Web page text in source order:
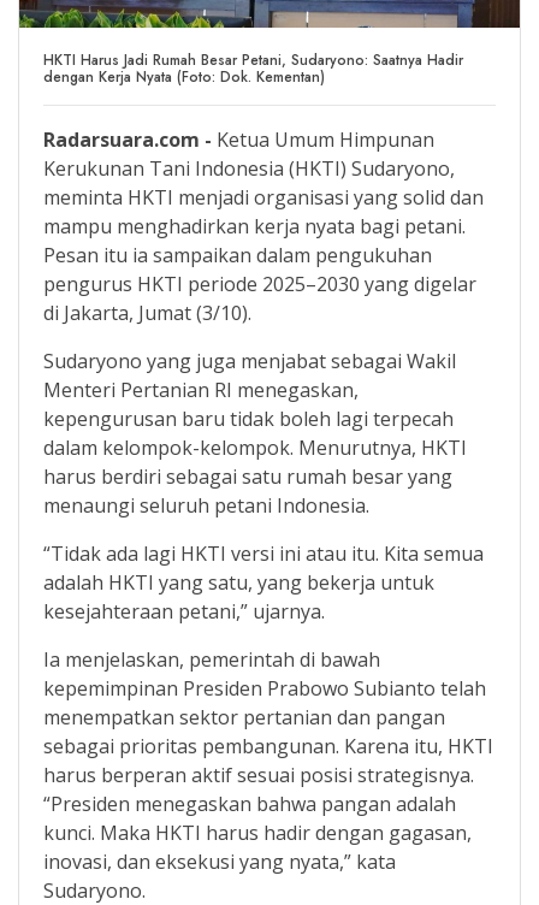
HKTI Harus Jadi Rumah Besar Petani, Sudaryono: Saatnya Hadir
dengan Kerja Nyata (Foto: Dok. Kementan)
Radarsuara.com - Ketua Umum Himpunan
Kerukunan Tani Indonesia (HKTI) Sudaryono,
meminta HKTI menjadi organisasi yang solid dan
mampu menghadirkan kerja nyata bagi petani.
Pesan itu ia sampaikan dalam pengukuhan
pengurus HKTI periode 2025–2030 yang digelar
di Jakarta, Jumat (3/10).
Sudaryono yang juga menjabat sebagai Wakil
Menteri Pertanian RI menegaskan,
kepengurusan baru tidak boleh lagi terpecah
dalam kelompok-kelompok. Menurutnya, HKTI
harus berdiri sebagai satu rumah besar yang
menaungi seluruh petani Indonesia.
“Tidak ada lagi HKTI versi ini atau itu. Kita semua
adalah HKTI yang satu, yang bekerja untuk
kesejahteraan petani,” ujarnya.
Ia menjelaskan, pemerintah di bawah
kepemimpinan Presiden Prabowo Subianto telah
menempatkan sektor pertanian dan pangan
sebagai prioritas pembangunan. Karena itu, HKTI
harus berperan aktif sesuai posisi strategisnya.
“Presiden menegaskan bahwa pangan adalah
kunci. Maka HKTI harus hadir dengan gagasan,
inovasi, dan eksekusi yang nyata,” kata
Sudaryono.